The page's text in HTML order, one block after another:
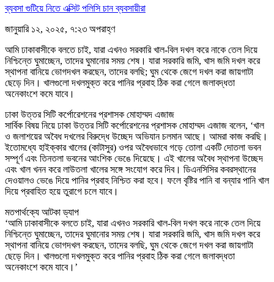
ব্যবসা গুটিয়ে নিতে এক্সিট পলিসি চান ব্যবসায়ীরা
জানুয়ারি ১২, ২০২৫, ৭:২৩ অপরাহ্ণ
আমি ঢাকাবাসীকে বলতে চাই, যারা এখনও সরকারি খাল-বিল দখল করে নাকে তেল দিয়ে
নিশ্চিন্তে ঘুমাচ্ছেন, তাদের ঘুমানোর সময় শেষ। যারা সরকারি জমি, খাস জমি দখল করে
স্থাপনা বানিয়ে ভোগদখল করছেন, তাদের বলছি; ঘুম থেকে জেগে দখল করা জায়গাটা
ছেড়ে দিন। খালগুলো দখলমুক্ত করে পানির প্রবাহ ঠিক করা গেলে জলাবদ্ধতা
অনেকাংশে কমে যাবে।
ঢাকা উত্তর সিটি কর্পোরেশনের প্রশাসক মোহাম্মদ এজাজ
সার্বিক বিষয় নিয়ে ঢাকা উত্তর সিটি কর্পোরেশনের প্রশাসক মোহাম্মদ এজাজ বলেন, ‘খাল
ও জলাশয়ের অবৈধ দখলের বিরুদ্ধে উচ্ছেদ অভিযান চলমান আছে। আমরা কাজ করছি।
ইতোমধ্যে হাইক্কার খালের (কাটাসুর) ওপর অবৈধভাবে গড়ে তোলা একটি দোতলা ভবন
সম্পূর্ণ এবং তিনতলা ভবনের আংশিক ভেঙে দিয়েছে। এই খালের অবৈধ স্থাপনা উচ্ছেদ
এবং খাল খনন করে লাউতলা খালের সঙ্গে সংযোগ করে দিব। ডিএনসিসির কবরস্থানের
দেওয়ালও ভেঙে দিয়ে পানির প্রবাহ নিশ্চিত করা হবে। ফলে বৃষ্টির পানি বা বন্যার পানি খাল
দিয়ে প্রবাহিত হয়ে তুরাগে চলে যাবে।
মতপার্থক্যে আটকা ড্যাপ
‘আমি ঢাকাবাসীকে বলতে চাই, যারা এখনও সরকারি খাল-বিল দখল করে নাকে তেল দিয়ে
নিশ্চিন্তে ঘুমাচ্ছেন, তাদের ঘুমানোর সময় শেষ। যারা সরকারি জমি, খাস জমি দখল করে
স্থাপনা বানিয়ে ভোগদখল করছেন, তাদের বলছি, ঘুম থেকে জেগে দখল করা জায়গাটা
ছেড়ে দিন। খালগুলো দখলমুক্ত করে পানির প্রবাহ ঠিক করা গেলে জলাবদ্ধতা
অনেকাংশে কমে যাবে।’